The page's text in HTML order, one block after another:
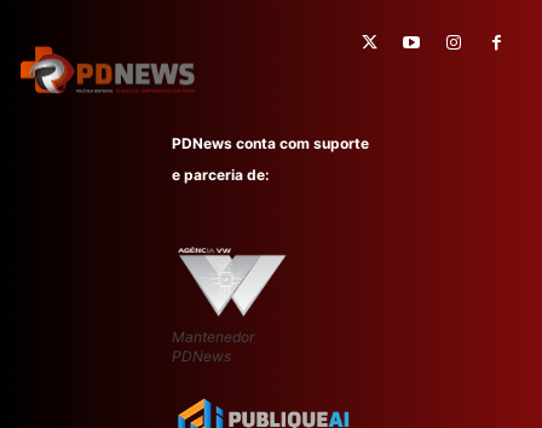
PDNews conta com suporte
e parceria de:
Mantenedor
PDNews